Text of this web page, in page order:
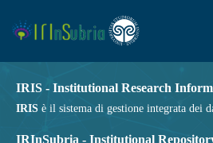
IRIS - Institutional Research
IRIS è il sistema di gestione integrata dei
IRInSubria - Institutional